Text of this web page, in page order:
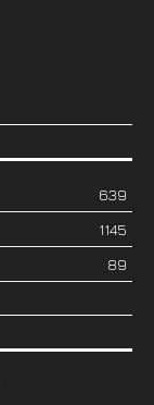
639
1145
89